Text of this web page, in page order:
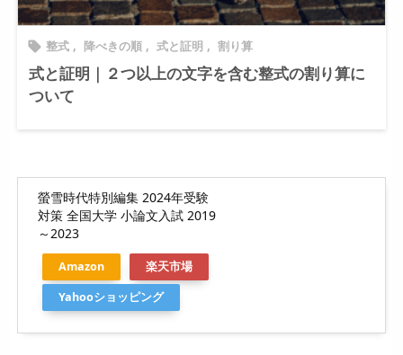
 整式 , 降べきの順 , 式と証明 , 割り算
式と証明｜２つ以上の文字を含む整式の割り算に
ついて
螢雪時代特別編集 2024年受験
対策 全国大学 小論文入試 2019
～2023
Amazon
楽天市場
Yahooショッピング